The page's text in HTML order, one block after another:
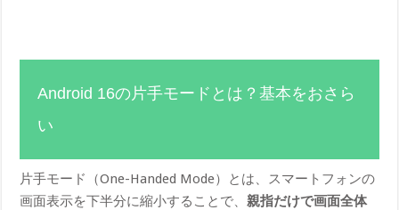
Android 16の片手モードとは？基本をおさら
い
片手モード（One-Handed Mode）とは、スマートフォンの
画面表示を下半分に縮小することで、親指だけで画面全体